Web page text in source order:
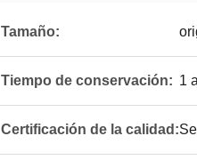
Tamaño:
Tiempo de conservación: 1
Certificación de la calidad: